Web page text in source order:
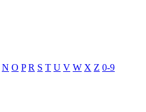
N O P R S T U V W X Z 0-9